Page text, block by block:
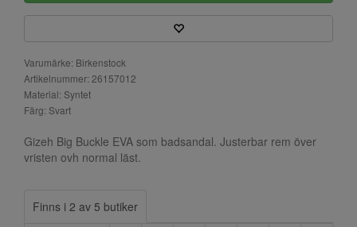
Varumärke: Birkenstock
Artikelnummer: 26157012
Material: Syntet
Färg: Svart
Gizeh Big Buckle EVA som badsandal. Justerbar rem över
vristen ovh normal läst.
Finns i 2 av 5 butiker